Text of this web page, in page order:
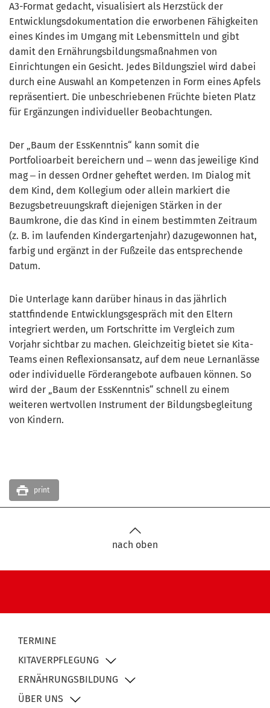
A3-Format gedacht, visualisiert als Herzstück der
Entwicklungsdokumentation die erworbenen Fähigkeiten
eines Kindes im Umgang mit Lebensmitteln und gibt
damit den Ernährungsbildungsmaßnahmen von
Einrichtungen ein Gesicht. Jedes Bildungsziel wird dabei
durch eine Auswahl an Kompetenzen in Form eines Apfels
repräsentiert. Die unbeschriebenen Früchte bieten Platz
für Ergänzungen individueller Beobachtungen.
Der „Baum der EssKenntnis“ kann somit die
Portfolioarbeit bereichern und ‒ wenn das jeweilige Kind
mag ‒ in dessen Ordner geheftet werden. Im Dialog mit
dem Kind, dem Kollegium oder allein markiert die
Bezugsbetreuungskraft diejenigen Stärken in der
Baumkrone, die das Kind in einem bestimmten Zeitraum
(z. B. im laufenden Kindergartenjahr) dazugewonnen hat,
farbig und ergänzt in der Fußzeile das entsprechende
Datum.
Die Unterlage kann darüber hinaus in das jährlich
stattfindende Entwicklungsgespräch mit den Eltern
integriert werden, um Fortschritte im Vergleich zum
Vorjahr sichtbar zu machen. Gleichzeitig bietet sie Kita-
Teams einen Reflexionsansatz, auf dem neue Lernanlässe
oder individuelle Förderangebote aufbauen können. So
wird der „Baum der EssKenntnis“ schnell zu einem
weiteren wertvollen Instrument der Bildungsbegleitung
von Kindern.
print
nach oben
TERMINE
KITAVERPFLEGUNG
ERNÄHRUNGSBILDUNG
ÜBER UNS